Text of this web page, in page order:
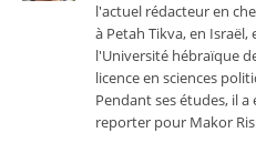
l'actuel rédacteur en
à Petah Tikva, en Israël,
l'Université hébraïque
licence en sciences
Pendant ses études, il
reporter pour Makor